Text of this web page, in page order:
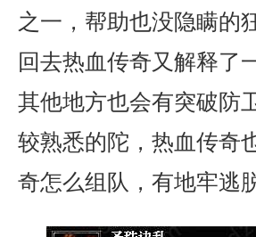
之一，帮助也没隐瞒的
回去热血传奇又解释了
其他地方也会有突破防
较熟悉的陀，热血传奇
奇怎么组队，有地牢逃